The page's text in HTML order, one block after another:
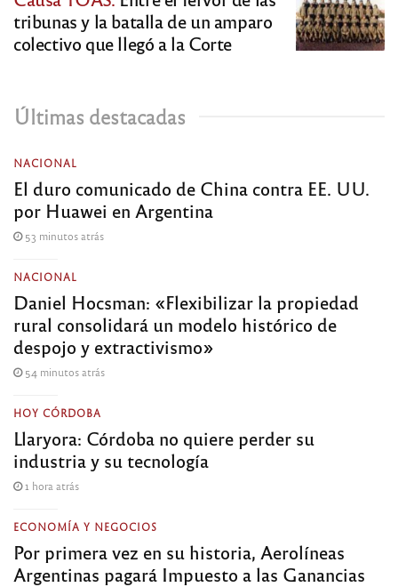
tribunas y la batalla de un amparo
colectivo que llegó a la Corte
Últimas destacadas
NACIONAL
El duro comunicado de China contra EE. UU.
por Huawei en Argentina
53 minutos atrás
NACIONAL
Daniel Hocsman: «Flexibilizar la propiedad
rural consolidará un modelo histórico de
despojo y extractivismo»
54 minutos atrás
HOY CÓRDOBA
Llaryora: Córdoba no quiere perder su
industria y su tecnología
1 hora atrás
ECONOMÍA Y NEGOCIOS
Por primera vez en su historia, Aerolíneas
Argentinas pagará Impuesto a las Ganancias